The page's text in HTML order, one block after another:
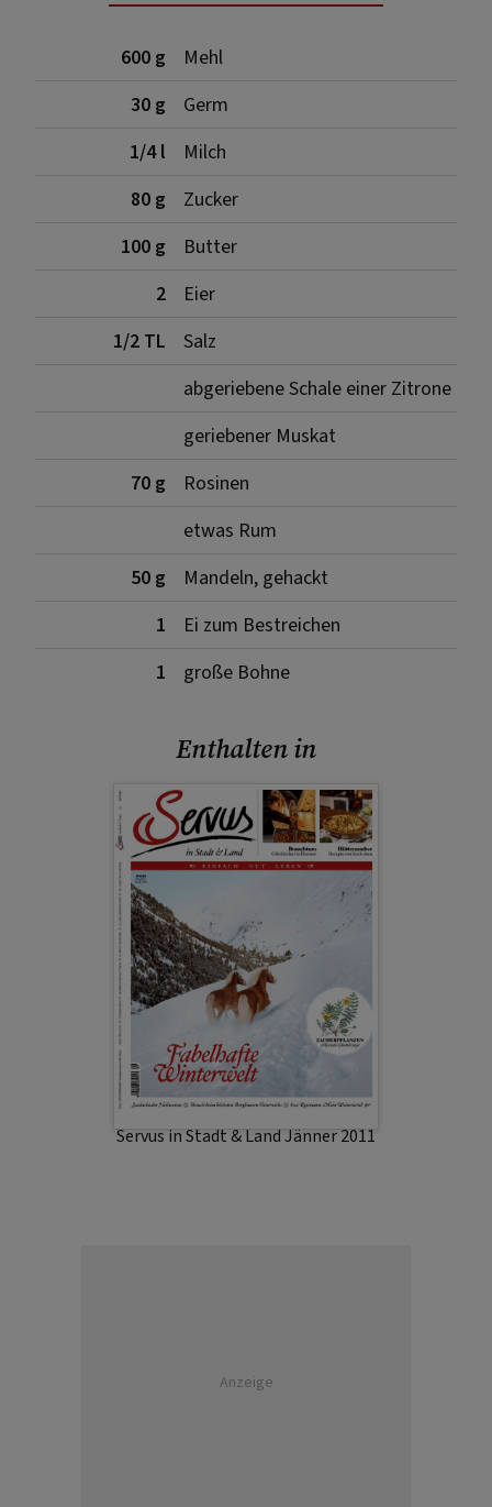
600 g
Mehl
30 g
Germ
1/4 l
Milch
80 g
Zucker
100 g
Butter
2
Eier
1/2 TL
Salz
abgeriebene Schale einer Zitrone
geriebener Muskat
70 g
Rosinen
etwas Rum
50 g
Mandeln, gehackt
1
Ei zum Bestreichen
1
große Bohne
Enthalten in
Servus in Stadt & Land Jänner 2011
Anzeige